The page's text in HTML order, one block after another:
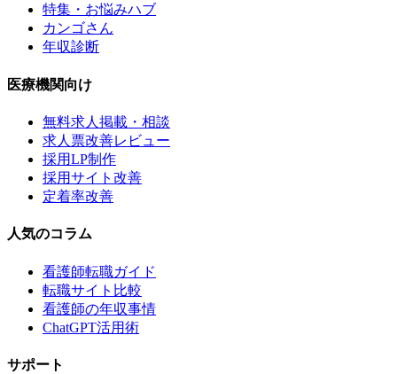
特集・お悩みハブ
カンゴさん
年収診断
医療機関向け
無料求人掲載・相談
求人票改善レビュー
採用LP制作
採用サイト改善
定着率改善
人気のコラム
看護師転職ガイド
転職サイト比較
看護師の年収事情
ChatGPT活用術
サポート